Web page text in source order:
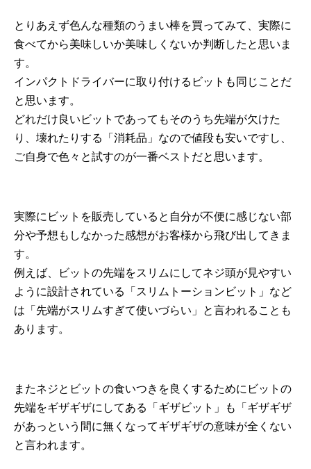
とりあえず色んな種類のうまい棒を買ってみて、実際に
食べてから美味しいか美味しくないか判断したと思いま
す。
インパクトドライバーに取り付けるビットも同じことだ
と思います。
どれだけ良いビットであってもそのうち先端が欠けた
り、壊れたりする「消耗品」なので値段も安いですし、
ご自身で色々と試すのが一番ベストだと思います。
実際にビットを販売していると自分が不便に感じない部
分や予想もしなかった感想がお客様から飛び出してきま
す。
例えば、ビットの先端をスリムにしてネジ頭が見やすい
ように設計されている「スリムトーションビット」など
は「先端がスリムすぎて使いづらい」と言われることも
あります。
またネジとビットの食いつきを良くするためにビットの
先端をギザギザにしてある「ギザビット」も「ギザギザ
があっという間に無くなってギザギザの意味が全くない
と言われます。